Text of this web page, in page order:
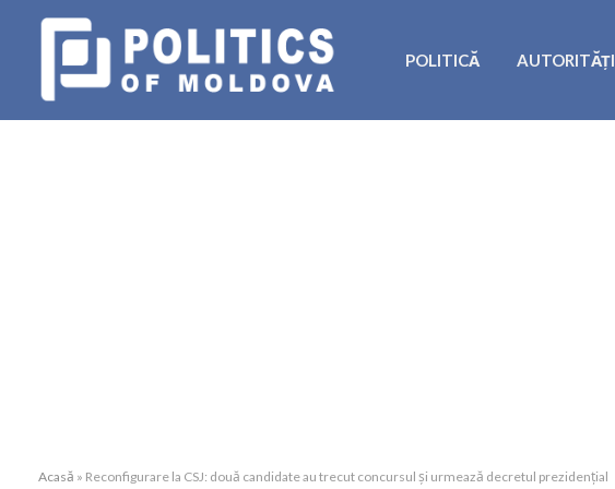
POLITICĂ AUTORITĂȚI
Acasă » Reconfigurare la CSJ: două candidate au trecut concursul și urmează decretul prezidențial